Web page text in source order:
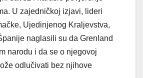
U zajedničkoj izjavi, lideri
Ujedinjenog Kraljevstva,
naglasili su da Grenland
narodu i da se o njegovoj
odlučivati bez njihove